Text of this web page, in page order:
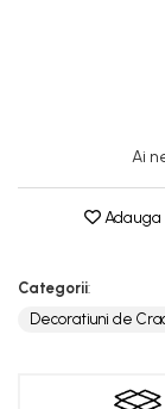
Ai
Adauga
Categorii:
Decoratiuni de